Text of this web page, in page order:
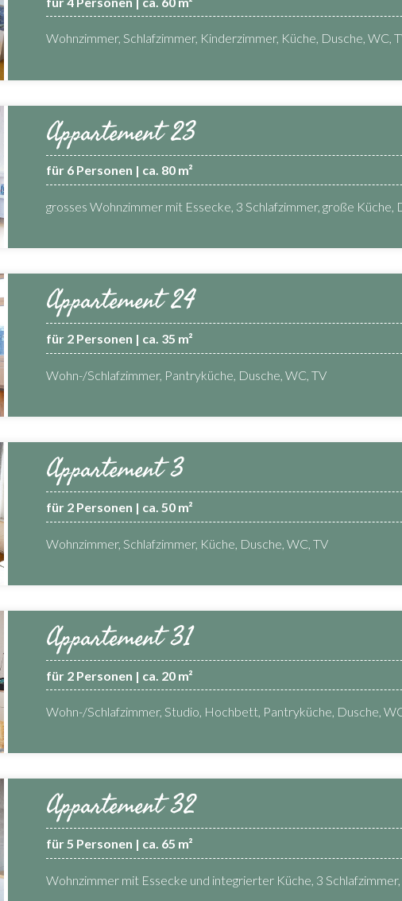
Wohnzimmer, Schlafzimmer, Kinderzimmer, Küche, Dusche, WC,
Appartement 23
für 6 Personen | ca. 80 m²
grosses Wohnzimmer mit Essecke, 3 Schlafzimmer, große Küche,
Appartement 24
für 2 Personen | ca. 35 m²
Wohn-/Schlafzimmer, Pantryküche, Dusche, WC, TV
Appartement 3
für 2 Personen | ca. 50 m²
Wohnzimmer, Schlafzimmer, Küche, Dusche, WC, TV
Appartement 31
für 2 Personen | ca. 20 m²
Wohn-/Schlafzimmer, Studio, Hochbett, Pantryküche, Dusche,
Appartement 32
für 5 Personen | ca. 65 m²
Wohnzimmer mit Essecke und integrierter Küche, 3